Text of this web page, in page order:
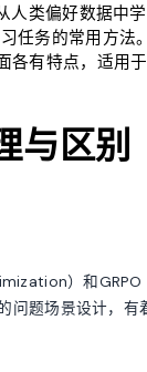
人类偏好数据中
任务的常用方
有特点，适用
与区别
）和
题场景设计，有